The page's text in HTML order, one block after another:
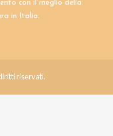
con il meglio della
in Italia.
riservati.